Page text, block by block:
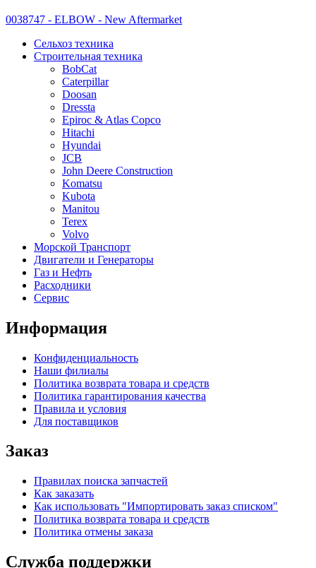
0038747 - ELBOW - New Aftermarket
Сельхоз техника
Строительная техника
BobCat
Caterpillar
Doosan
Dressta
Epiroc & Atlas Copco
Hitachi
Hyundai
JCB
John Deere Construction
Komatsu
Kubota
Manitou
Terex
Volvo
Морской Транспорт
Двигатели и Генераторы
Газ и Нефть
Расходники
Сервис
Информация
Конфиденциальность
Наши филиалы
Политика возврата товара и средств
Политика гарантирования качества
Правила и условия
Для поставщиков
Заказ
Правилах поиска запчастей
Как заказать
Как использовать "Импортировать заказ списком"
Политика возврата товара и средств
Политика отмены заказа
Служба поддержки